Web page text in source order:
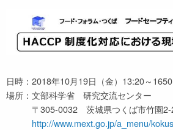
日時：2018年10月19日（金）13:20～1650
場所：文部科学省 研究交流センター
〒305-0032 茨城県つくば市竹園2-
http://www.mext.go.jp/a_menu/